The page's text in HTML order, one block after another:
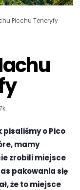
Picchu Teneryfy
pisaliśmy o Pico
mamy
zrobili miejsce
pakowania się
że to miejsce